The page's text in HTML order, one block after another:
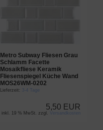
Metro Subway Fliesen Grau
Schlamm Facette
Mosaikfliese Keramik
Fliesenspiegel Küche Wand
MOS26WM-0202
Lieferzeit: 3-4 Tage
5,50 EUR
inkl. 19 % MwSt. zzgl. Versandkosten